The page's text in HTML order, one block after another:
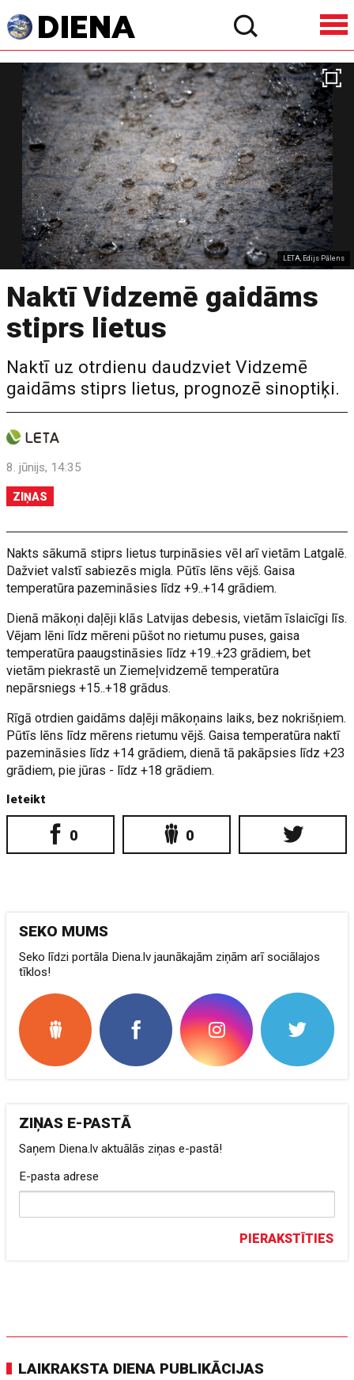
LETA, Edijs Pālens
Naktī Vidzemē gaidāms
stiprs lietus
Naktī uz otrdienu daudzviet Vidzemē
gaidāms stiprs lietus, prognozē sinoptiķi.
8. jūnijs, 14:35
ZIŅAS
Nakts sākumā stiprs lietus turpināsies vēl arī vietām Latgalē.
Dažviet valstī sabiezēs migla. Pūtīs lēns vējš. Gaisa
temperatūra pazemināsies līdz +9..+14 grādiem.
Dienā mākoņi daļēji klās Latvijas debesis, vietām īslaicīgi līs.
Vējam lēni līdz mēreni pūšot no rietumu puses, gaisa
temperatūra paaugstināsies līdz +19..+23 grādiem, bet
vietām piekrastē un Ziemeļvidzemē temperatūra
nepārsniegs +15..+18 grādus.
Rīgā otrdien gaidāms daļēji mākoņains laiks, bez nokrišņiem.
Pūtīs lēns līdz mērens rietumu vējš. Gaisa temperatūra naktī
pazemināsies līdz +14 grādiem, dienā tā pakāpsies līdz +23
grādiem, pie jūras - līdz +18 grādiem.
Ieteikt
0 0
SEKO MUMS
Seko līdzi portāla Diena.lv jaunākajām ziņām arī sociālajos
tīklos!
ZIŅAS E-PASTĀ
Saņem Diena.lv aktuālās ziņas e-pastā!
E-pasta adrese
PIERAKSTĪTIES
LAIKRAKSTA DIENA PUBLIKĀCIJAS